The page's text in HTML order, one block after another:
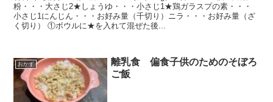
粉・・・大さじ2★しょうゆ・・・小さじ1★鶏ガラスプの素・・・
小さじ1にんじん・・・お好み量（千切り）ニラ・・・お好み量（ざ
く切り） ①ボウルに★を入れて混ぜた後...
おかず
離乳食 偏食子供のためのそぼろ
ご飯